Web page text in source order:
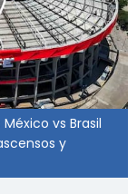
vs Brasil
y